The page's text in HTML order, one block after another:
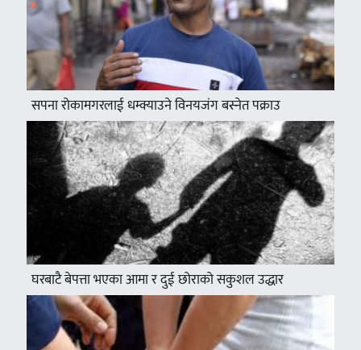
सपना रोकामगरलाई धम्क्याउने विनयजंग बस्नेत पक्राउ
घरबाटै बेपत्ता भएका आमा र दुई छोराको सकुशल उद्धार